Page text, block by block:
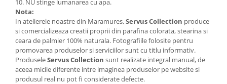
NU stinge lumanarea cu apa.
Nota:
In atelierele noastre din Maramures,Servus Collection produce
si comercializeaza creatii proprii din parafina colorata, stearina si
ceara de palmier 100% naturala. Fotografiile folosite pentru
promovarea produselor si serviciilor sunt cu titlu informativ.
ProduseleServus Collection sunt realizate integral manual, de
aceea micile diferente intre imaginea produselor pe website si
produsul real nu pot fi considerate defecte.